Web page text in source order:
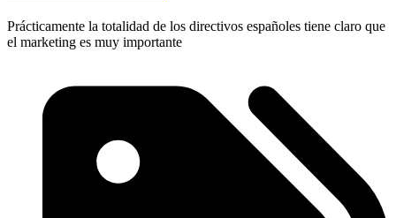
Prácticamente la totalidad de los directivos españoles tiene claro que
el marketing es muy importante